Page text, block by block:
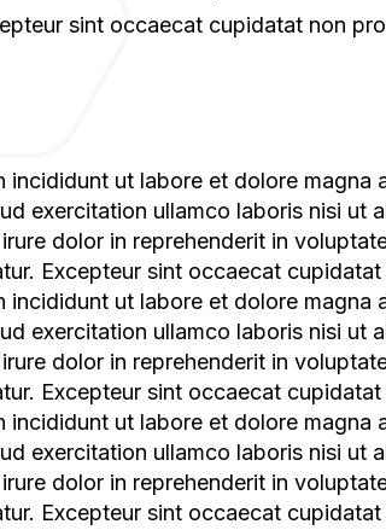
sint occaecat cupidatat non
exercitation ullamco laboris nisi ut
dolor in reprehenderit in
Excepteur sint occaecat
incididunt ut labore et dolore magna
exercitation ullamco laboris nisi ut
dolor in reprehenderit in
Excepteur sint occaecat
incididunt ut labore et dolore magna
exercitation ullamco laboris nisi ut
dolor in reprehenderit in
Excepteur sint occaecat